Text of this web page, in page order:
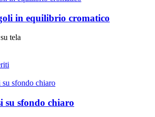
in equilibrio cromatico
tela
su sfondo chiaro